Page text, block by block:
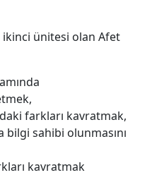
ünitesi olan Afet
farkları kavratmak,
sahibi olunmasını
kavratmak